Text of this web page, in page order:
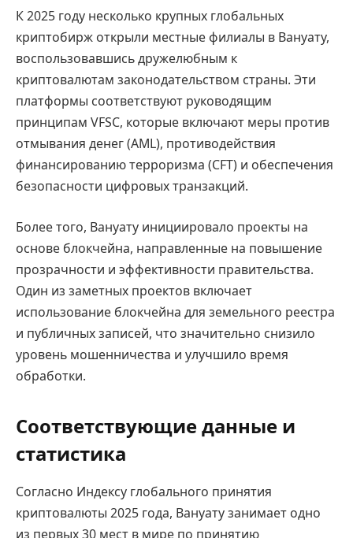
К 2025 году несколько крупных глобальных
криптобирж открыли местные филиалы в Вануату,
воспользовавшись дружелюбным к
криптовалютам законодательством страны. Эти
платформы соответствуют руководящим
принципам VFSC, которые включают меры против
отмывания денег (AML), противодействия
финансированию терроризма (CFT) и обеспечения
безопасности цифровых транзакций.
Более того, Вануату инициировало проекты на
основе блокчейна, направленные на повышение
прозрачности и эффективности правительства.
Один из заметных проектов включает
использование блокчейна для земельного реестра
и публичных записей, что значительно снизило
уровень мошенничества и улучшило время
обработки.
Соответствующие данные и
статистика
Согласно Индексу глобального принятия
криптовалюты 2025 года, Вануату занимает одно
из первых 30 мест в мире по принятию